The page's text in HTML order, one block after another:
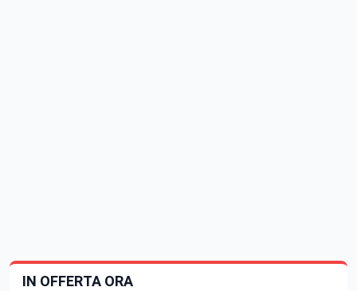
IN OFFERTA ORA